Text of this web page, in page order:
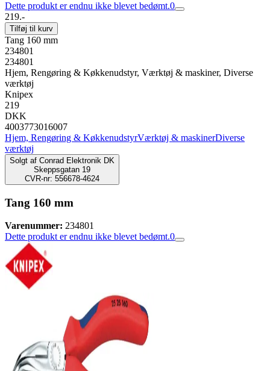
Dette produkt er endnu ikke blevet bedømt.0
219.-
Tilføj til kurv
Tang 160 mm
234801
234801
Hjem, Rengøring & Køkkenudstyr, Værktøj & maskiner, Diverse
værktøj
Knipex
219
DKK
4003773016007
Hjem, Rengøring & KøkkenudstyrVærktøj & maskinerDiverse
værktøj
Solgt af Conrad Elektronik DK
Skeppsgatan 19
CVR-nr: 556678-4624
Tang 160 mm
Varenummer: 234801
Dette produkt er endnu ikke blevet bedømt.0